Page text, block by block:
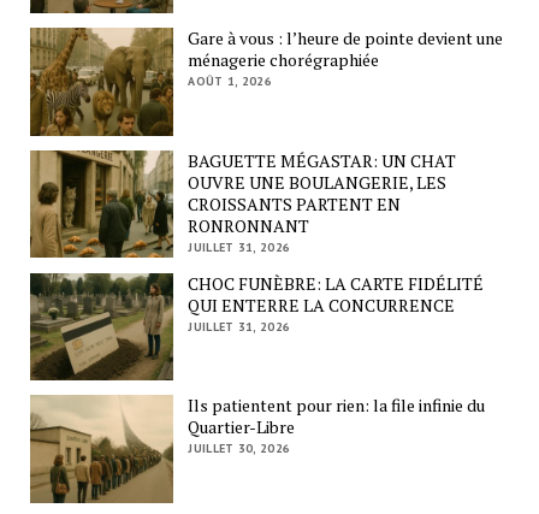
Gare à vous : l’heure de pointe devient une
ménagerie chorégraphiée
AOÛT 1, 2026
BAGUETTE MÉGASTAR: UN CHAT
OUVRE UNE BOULANGERIE, LES
CROISSANTS PARTENT EN
RONRONNANT
JUILLET 31, 2026
CHOC FUNÈBRE: LA CARTE FIDÉLITÉ
QUI ENTERRE LA CONCURRENCE
JUILLET 31, 2026
Ils patientent pour rien: la file infinie du
Quartier-Libre
JUILLET 30, 2026